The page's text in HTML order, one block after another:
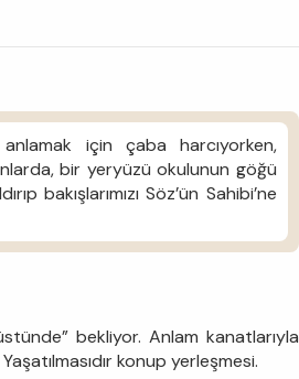
için çaba harcıyorken,
bir yeryüzü okulunun göğü
bakışlarımızı Söz’ün Sahibi’ne
bekliyor. Anlam kanatlarıyla
konup yerleşmesi.